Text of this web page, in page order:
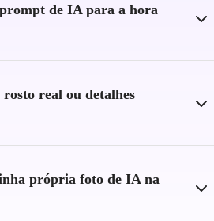
de IA para a hora
real ou detalhes
própria foto de IA na